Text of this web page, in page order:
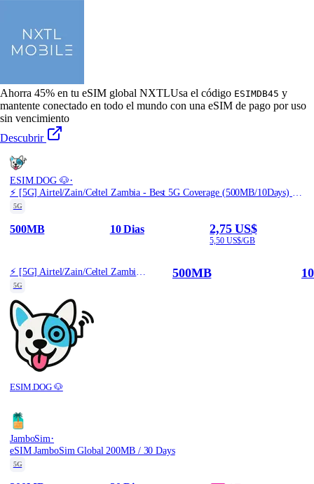
Ahorra 45% en tu eSIM global NXTLUsa el código ESIMDB45 y
mantente conectado en todo el mundo con una eSIM de pago por uso
sin vencimiento
Descubrir
ESIM.DOG 🐶·
5G
500MB 10 Dias 2,75 US$
5,50 US$/GB
5G
ESIM.DOG 🐶
500MB
JamboSim·
eSIM JamboSim Global 200MB / 30 Days
5G